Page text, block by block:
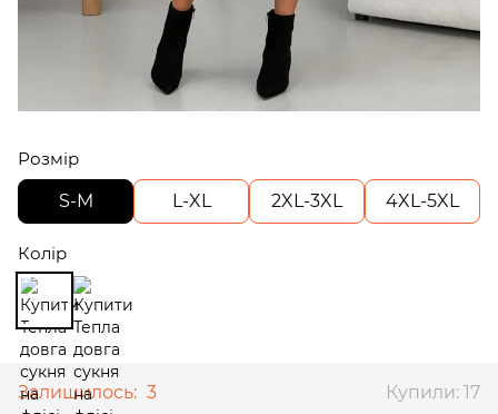
Розмір
S-M
L-XL 2XL-3XL 4XL-5XL
Колір
Залишилось: 3 Купили: 17